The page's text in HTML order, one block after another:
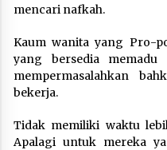
mencari nafkah.
Kaum wanita yang Pro-
yang bersedia
mempermasalahkan
bekerja.
Tidak memiliki waktu
Apalagi untuk mereka